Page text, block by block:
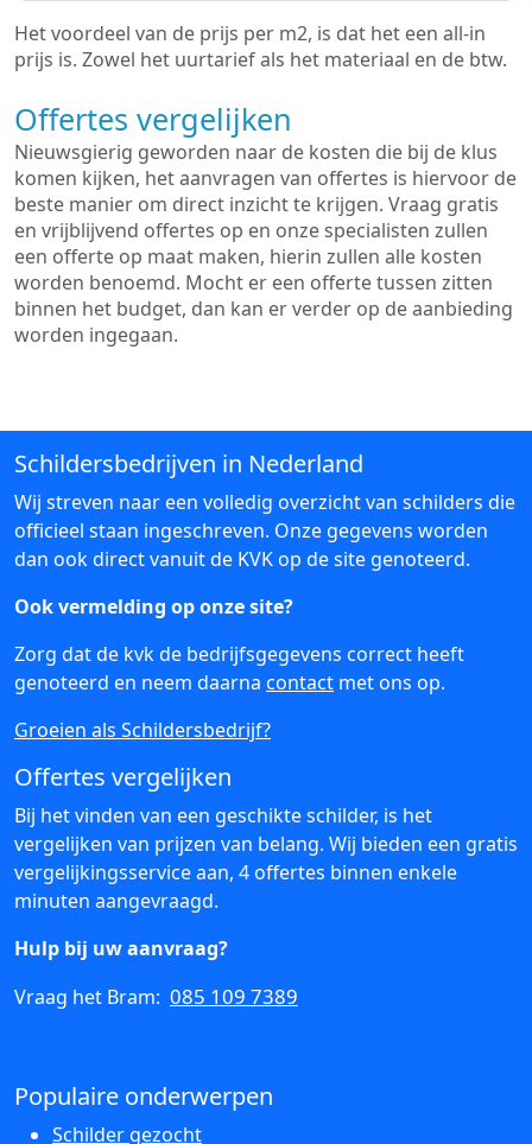
Het voordeel van de prijs per m2, is dat het een all-in
prijs is. Zowel het uurtarief als het materiaal en de btw.
Offertes vergelijken
Nieuwsgierig geworden naar de kosten die bij de klus
komen kijken, het aanvragen van offertes is hiervoor de
beste manier om direct inzicht te krijgen. Vraag gratis
en vrijblijvend offertes op en onze specialisten zullen
een offerte op maat maken, hierin zullen alle kosten
worden benoemd. Mocht er een offerte tussen zitten
binnen het budget, dan kan er verder op de aanbieding
worden ingegaan.
Schildersbedrijven in Nederland
Wij streven naar een volledig overzicht van schilders die
officieel staan ingeschreven. Onze gegevens worden
dan ook direct vanuit de KVK op de site genoteerd.
Ook vermelding op onze site?
Zorg dat de kvk de bedrijfsgegevens correct heeft
genoteerd en neem daarna contact met ons op.
Groeien als Schildersbedrijf?
Offertes vergelijken
Bij het vinden van een geschikte schilder, is het
vergelijken van prijzen van belang. Wij bieden een gratis
vergelijkingsservice aan, 4 offertes binnen enkele
minuten aangevraagd.
Hulp bij uw aanvraag?
Vraag het Bram: 085 109 7389
Populaire onderwerpen
Schilder gezocht